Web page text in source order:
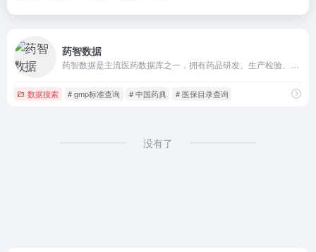
药智数据
数据搜索 # gmp标准查询 # 中国药典 # 医保目录查询
没有了